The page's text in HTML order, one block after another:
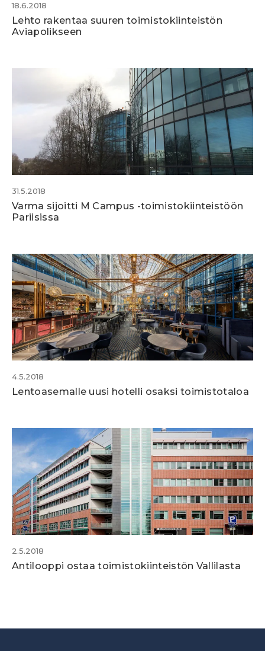
18.6.2018
Lehto rakentaa suuren toimistokiinteistön
Aviapolikseen
31.5.2018
Varma sijoitti M Campus -toimistokiinteistöön
Pariisissa
4.5.2018
Lentoasemalle uusi hotelli osaksi toimistotaloa
2.5.2018
Antilooppi ostaa toimistokiinteistön Vallilasta